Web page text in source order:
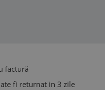
factură
fi returnat in 3 zile